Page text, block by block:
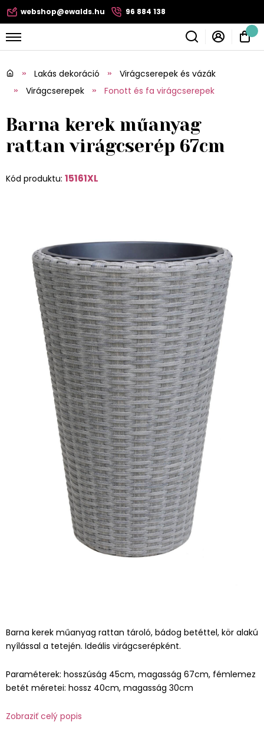
webshop@ewalds.hu 96 884 138
Lakás dekoráció
Virágcserepek és vázák
Virágcserepek
Fonott és fa virágcserepek
Barna kerek műanyag
rattan virágcserép 67cm
Kód produktu: 15161XL
Barna kerek műanyag rattan tároló, bádog betéttel, kör alakú
nyílással a tetején. Ideális virágcserépként.
Paraméterek: hosszúság 45cm, magasság 67cm, fémlemez
betét méretei: hossz 40cm, magasság 30cm
Zobraziť celý popis